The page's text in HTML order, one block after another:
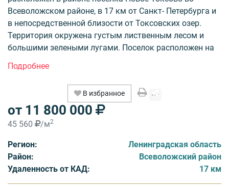
Всеволожском районе, в 17 км от Санкт- Петербурга и
в непосредственной близости от Токсовских озер.
Территория окружена густым лиственным лесом и
большими зелеными лугами. Поселок расположен на
добраться до города, но вместе с тем на территории,
куда уже не проникает его суета и беспокойство.
Девелопером проекта является ДПК Созвездие.
В комплексе к продаже предстпавлены квартиры в
ИЖС. Площадь поселка 6.0 Га, количество участков в
32. Площади земельных участков от 15.0 до 16.0
соток, площади коттеджей от 259 до 278 кв. метров.
Площадь таунхаусов от 163.0 до 222.0 кв. метров,
В избранное
от 11 800 000
45 560 /м2
Регион:
Ленинградская область
Район:
Всеволожский район
Удаленность от КАД:
17 км